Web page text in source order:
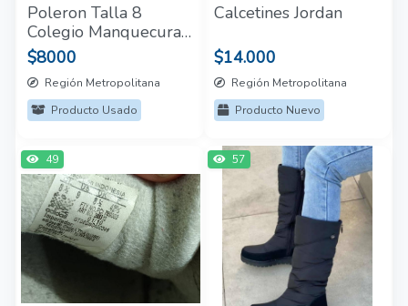
Poleron Talla 8
Colegio Manquecura
(Puente Alto)
$8000
Región Metropolitana
Producto Usado
Calcetines Jordan
$14.000
Región Metropolitana
Producto Nuevo
49 57